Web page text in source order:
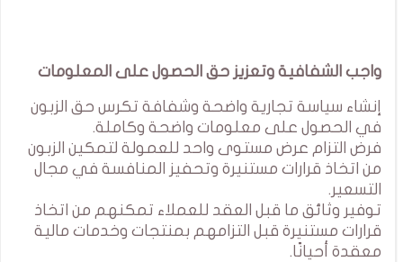
واجب الشفافية وتعزيز حق الحصول على المعلومات
إنشاء سياسة تجارية واضحة وشفافة تكرس حق الزبون
في الحصول على معلومات واضحة وكاملة.
فرض التزام عرض مستوى واحد للعمولة لتمكين الزبون
من اتخاذ قرارات مستنيرة وتحفيز المنافسة في مجال
التسعير.
توفير وثائق ما قبل العقد للعملاء تمكنهم من اتخاذ
قرارات مستنيرة قبل التزامهم بمنتجات وخدمات مالية
معقدة أحيانًا.